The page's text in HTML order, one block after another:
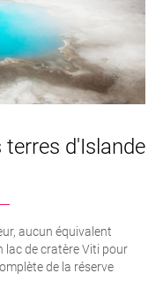
terres d'Islande
aucun équivalent
lac de cratère Viti pour
de la réserve